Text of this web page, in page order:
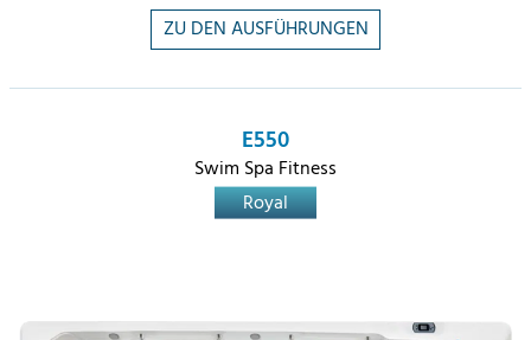
ZU DEN AUSFÜHRUNGEN
E550
Swim Spa Fitness
Royal